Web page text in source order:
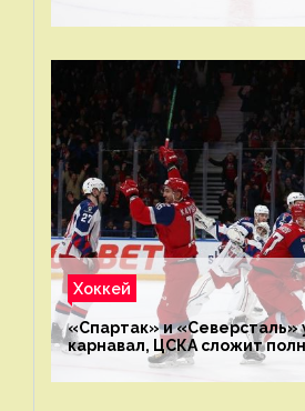
Хоккей
«Спартак» и «Северсталь»
карнавал, ЦСКА сложит
чемпиона. Превью первого
на Западе